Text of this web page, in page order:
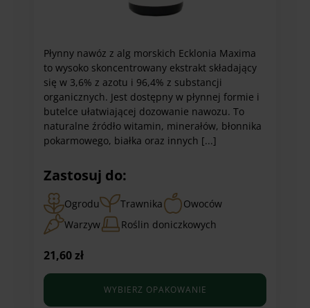
Płynny nawóz z alg morskich Ecklonia Maxima
to wysoko skoncentrowany ekstrakt składający
się w 3,6% z azotu i 96,4% z substancji
organicznych. Jest dostępny w płynnej formie i
butelce ułatwiającej dozowanie nawozu. To
naturalne źródło witamin, minerałów, błonnika
pokarmowego, białka oraz innych [...]
Zastosuj do:
Ogrodu Trawnika
Owoców
Warzyw
Roślin doniczkowych
21,60zł
WYBIERZ OPAKOWANIE